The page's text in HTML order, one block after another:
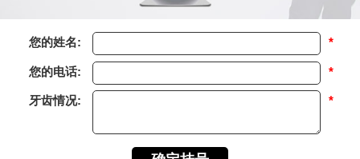
您的姓名: *
您的电话: *
牙齿情况: *